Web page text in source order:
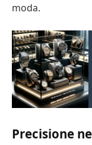
moda.
Precisione